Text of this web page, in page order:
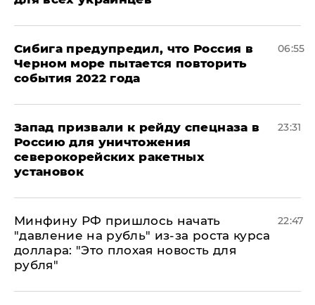
Сибига предупредил, что Россия в
Черном море пытается повторить
события 2022 года
06:55
Запад призвали к рейду спецназа в
Россию для уничтожения
северокорейских ракетных
установок
23:31
Минфину РФ пришлось начать
"давление на рубль" из-за роста курса
доллара: "Это плохая новость для
рубля"
22:47